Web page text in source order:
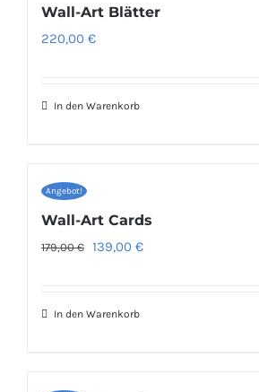
Wall-Art Blätter
220,00 €
In den Warenkorb
Angebot!
Wall-Art Cards
179,00€ Ursprünglicher
179,00 €
139,00 €Aktueller
In den Warenkorb